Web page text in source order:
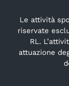
Le attività
riservate
RL.
attuazione